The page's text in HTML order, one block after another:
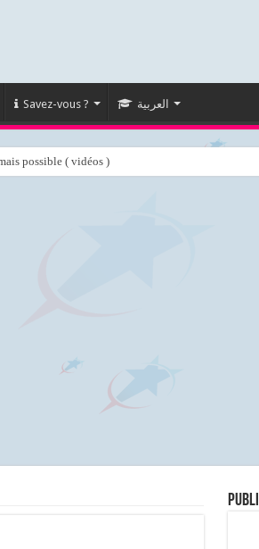
Savez-vous ? العربية
possible ( vidéos )